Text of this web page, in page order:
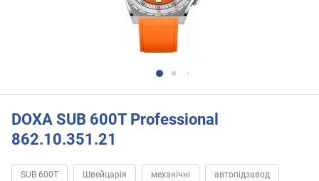
DOXA SUB 600T Professional
862.10.351.21
SUB 600T Швейцарія механічні автопідзавод